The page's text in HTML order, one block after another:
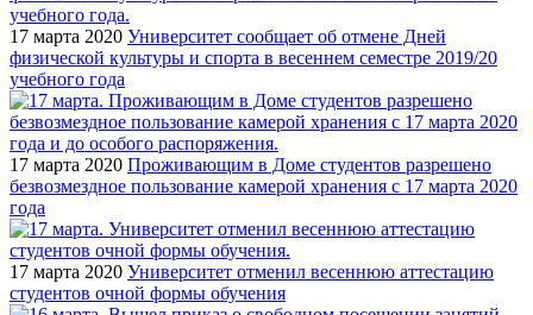
17 марта 2020 Университет сообщает об отмене Дней
физической культуры и спорта в весеннем семестре 2019/20
учебного года
17 марта 2020 Проживающим в Доме студентов разрешено
безвозмездное пользование камерой хранения с 17 марта 2020
года
17 марта 2020 Университет отменил весеннюю аттестацию
студентов очной формы обучения